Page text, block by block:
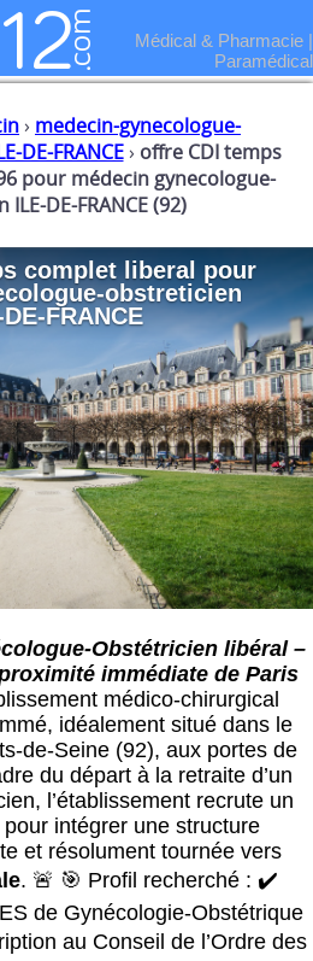
Médical & Pharmacie |
Paramédical
› medecin-gynecologue-
DE-FRANCE › offre CDI temps
pour médecin gynecologue-
DE-FRANCE (92)
complet liberal pour
obstreticien
FRANCE
Obstétricien libéral –
immédiate de Paris
médico-chirurgical
idéalement situé dans le
de-Seine (92), aux portes de
du départ à la retraite d’un
l’établissement recrute un
intégrer une structure
et résolument tournée vers
e. 🚨 🎯 Profil recherché : ✔️
de Gynécologie-Obstétrique
au Conseil de l’Ordre des